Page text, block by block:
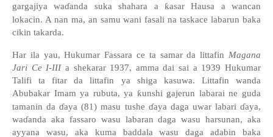
gargajiya waɗanda suka shahara a ƙasar Hausa a wancan
lokacin. A nan ma, an samu wani fasali na taskace labarun baka
cikin takarda.
Har ila yau, Hukumar Fassara ce ta samar da littafin Magana
Jari Ce I-III a shekarar 1937, amma dai sai a 1939 Hukumar
Talifi ta fitar da littafin ya shiga kasuwa. Littafin wanda
Abubakar Imam ya rubuta, ya ƙunshi gajerun labarai ne guda
tamanin daɗaya (81) masu tushe ɗaya daga uwar labariɗaya,
waɗanda aka fassaro wasu labaran daga wasu harsunan, aka
ayyana wasu, aka kuma baddala wasu daga adabin baka